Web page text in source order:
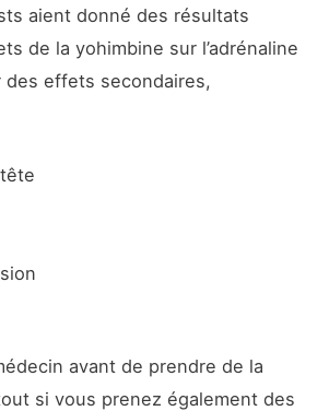
aient donné des résultats
de la yohimbine sur l’adrénaline
des effets secondaires,
avant de prendre de la
si vous prenez également des